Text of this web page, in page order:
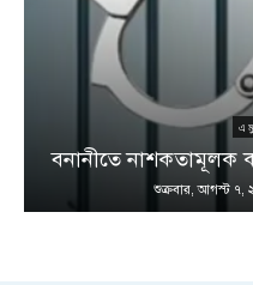
এ
বনানীতে নাশকতামূলক
শুক্রবার, আগস্ট ৭,